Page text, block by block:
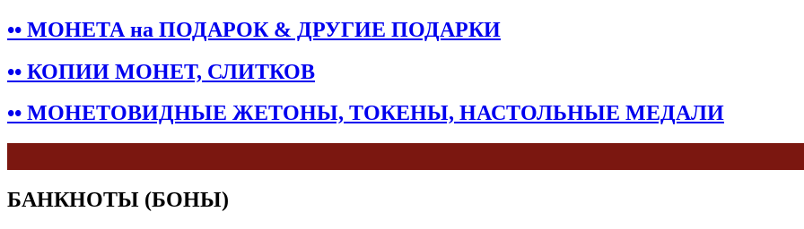
•• МОНЕТА на ПОДАРОК & ДРУГИЕ ПОДАРКИ
•• КОПИИ МОНЕТ, СЛИТКОВ
•• МОНЕТОВИДНЫЕ ЖЕТОНЫ, ТОКЕНЫ, НАСТОЛЬНЫЕ МЕДАЛИ
БАНКНОТЫ (БОНЫ)